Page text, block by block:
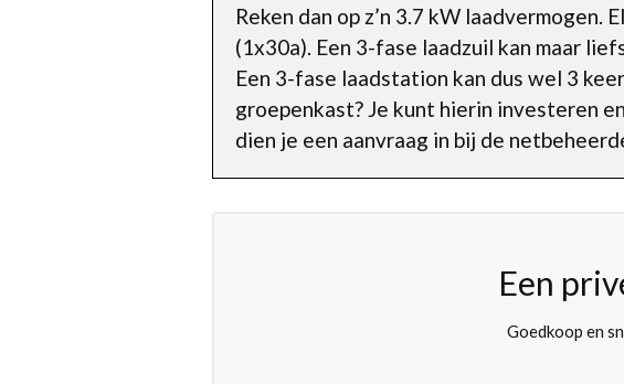
Reken dan op z’n 3.7 kW
(1x30a). Een 3-fase laadzuil kan maar
Een 3-fase laadstation kan dus wel 3
groepenkast? Je kunt hierin investeren
dien je een aanvraag in bij de
Een
Goedkoop en